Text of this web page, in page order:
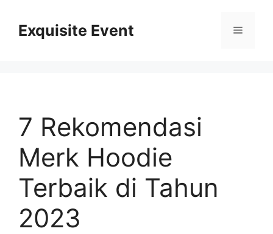
contentExquisite Event Menu
7 Rekomendasi
Merk Hoodie
Terbaik di Tahun
2023